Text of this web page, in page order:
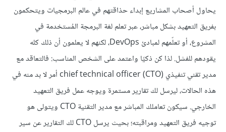
يحاول أصحاب المشاريع إبداء حذاقتهم في عالم البرمجيات ويتحكمون
بفريق التعهيد بشكل مباشر، عبر تعلم لغة البرمجة المُستخدمة في
المشروع، أو تعلّمهم لمبادئ DevOps، لكنهم لا يعلمون أن ذلك كله
يقودهم للفشل. لذا كن ذكيًا واعتمد على الشخص المناسب: فالتعاقد مع
مدير تقني تنفيذي chief technical officer (CTO) أمر لا بد منه في
هذه الحالات، ليرسل لك تقارير مستمرة ويوجه عمل فريق التعهيد
الخارجي. سيكون تعاملك المباشر مع مدير التقنية CTO ويتولى هو
توجيه فريق التعهيد ومراقبته؛ بحيث يرسل CTO لك التقارير عن سير